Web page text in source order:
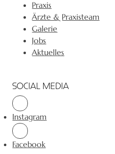
Praxis
Ärzte & Praxisteam
Galerie
Jobs
Aktuelles
SOCIAL MEDIA
Instagram
Facebook